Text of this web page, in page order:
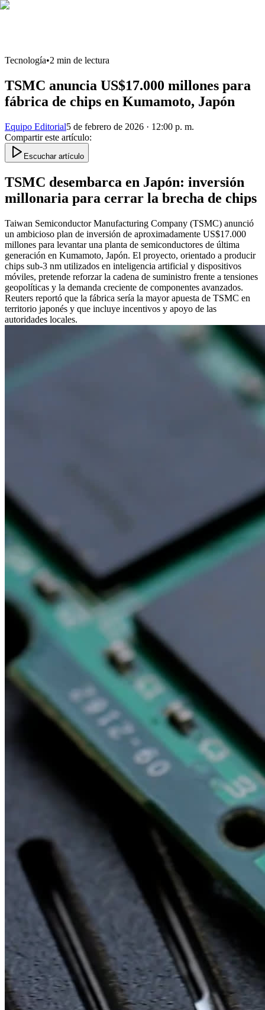
Tecnología•2 min de lectura
TSMC anuncia US$17.000 millones para
fábrica de chips en Kumamoto, Japón
Equipo Editorial5 de febrero de 2026 · 12:00 p. m.
Compartir este artículo:
Escuchar artículo
TSMC desembarca en Japón: inversión
millonaria para cerrar la brecha de chips
Taiwan Semiconductor Manufacturing Company (TSMC) anunció
un ambicioso plan de inversión de aproximadamente US$17.000
millones para levantar una planta de semiconductores de última
generación en Kumamoto, Japón. El proyecto, orientado a producir
chips sub-3 nm utilizados en inteligencia artificial y dispositivos
móviles, pretende reforzar la cadena de suministro frente a tensiones
geopolíticas y la demanda creciente de componentes avanzados.
Reuters reportó que la fábrica sería la mayor apuesta de TSMC en
territorio japonés y que incluye incentivos y apoyo de las
autoridades locales.